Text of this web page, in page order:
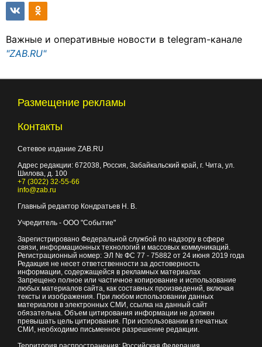
Важные и оперативные новости в telegram-канале
"ZAB.RU"
Размещение рекламы
Контакты
Сетевое издание ZAB.RU
Адрес редакции: 672038, Россия, Забайкальский край, г. Чита, ул.
Шилова, д. 100
+7 (3022) 32-55-66
info@zab.ru
Главный редактор Кондратьев Н. В.
Учредитель - ООО "Событие"
Зарегистрировано Федеральной службой по надзору в сфере
связи, информационных технологий и массовых коммуникаций.
Регистрационный номер: ЭЛ № ФС 77 - 75882 от 24 июня 2019 года
Редакция не несет ответственности за достоверность
информации, содержащейся в рекламных материалах
Запрещено полное или частичное копирование и использование
любых материалов сайта, как составных произведений, включая
тексты и изображения. При любом использовании данных
материалов в электронных СМИ, ссылка на данный сайт
обязательна. Объем цитирования информации не должен
превышать цель цитирования. При использовании в печатных
СМИ, необходимо письменное разрешение редакции.